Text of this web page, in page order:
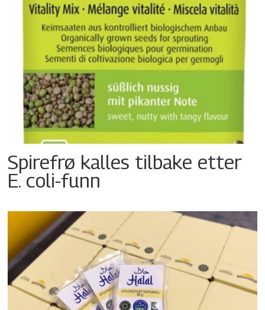
Spirefrø kalles tilbake etter
E. coli-funn